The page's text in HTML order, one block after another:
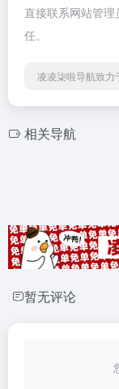
直接联系网站管
任。
凌凌柒啦导航致力
相关导航
暂无评论